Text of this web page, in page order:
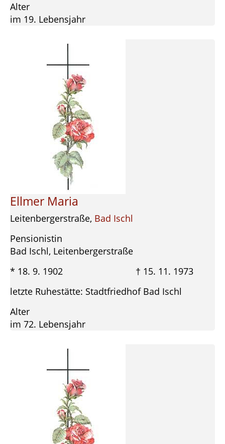
Alter
im 19. Lebensjahr
Ellmer Maria
Leitenbergerstraße, Bad Ischl
Pensionistin
Bad Ischl, Leitenbergerstraße
* 18. 9. 1902 † 15. 11. 1973
letzte Ruhestätte: Stadtfriedhof Bad Ischl
Alter
im 72. Lebensjahr